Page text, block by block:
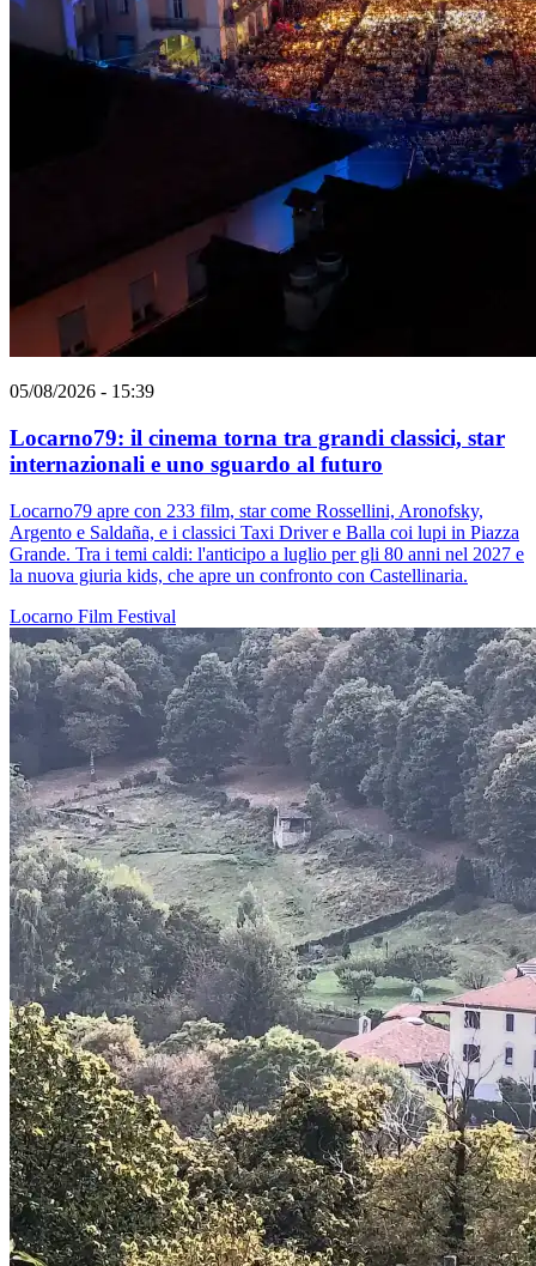
05/08/2026 - 15:39
Locarno79: il cinema torna tra grandi classici, star
internazionali e uno sguardo al futuro
Locarno79 apre con 233 film, star come Rossellini, Aronofsky,
Argento e Saldaña, e i classici Taxi Driver e Balla coi lupi in Piazza
Grande. Tra i temi caldi: l'anticipo a luglio per gli 80 anni nel 2027 e
la nuova giuria kids, che apre un confronto con Castellinaria.
Locarno Film Festival